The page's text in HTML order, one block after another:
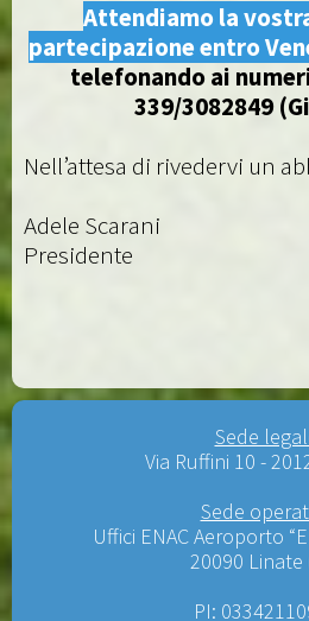
Attendiamo la
partecipazione entro
telefonando ai
339/3082849
Nell’attesa di rivedervi un
Adele Scarani
Presidente
Sede
Via Ruffini 10 -
Sede
Uffici ENAC Aeroporto
20090 Linate
PI: